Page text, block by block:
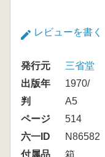
レビューを書く
発行元
三省堂
出版年
1970/
判
A5
ページ
514
六一ID
N86582
付属品
箱